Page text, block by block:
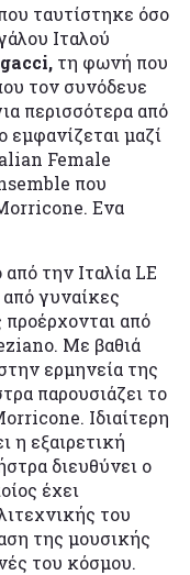
ταυτίστηκε όσο
Ιταλού
τη φωνή που
τον συνόδευε
περισσότερα από
εμφανίζεται μαζί
Female
που
Ενα
την Ιταλία LE
γυναίκες
προέρχονται από
Με βαθιά
ερμηνεία της
παρουσιάζει το
Ιδιαίτερη
η εξαιρετική
διευθύνει ο
έχει
του
της μουσικής
του κόσμου.